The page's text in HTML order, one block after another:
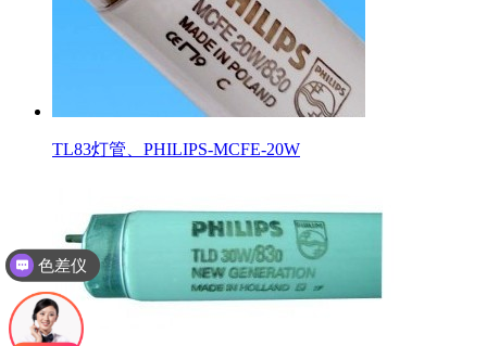
TL83灯管、PHILIPS-MCFE-20W
色差仪